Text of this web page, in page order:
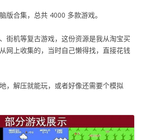
版合集，总共 4000 多款游戏。
街机等复古游戏，这份资源是我从淘宝买
网上收集的，当时自己懒得找，直接花钱
，解压就能玩，或者好像还需要个模拟